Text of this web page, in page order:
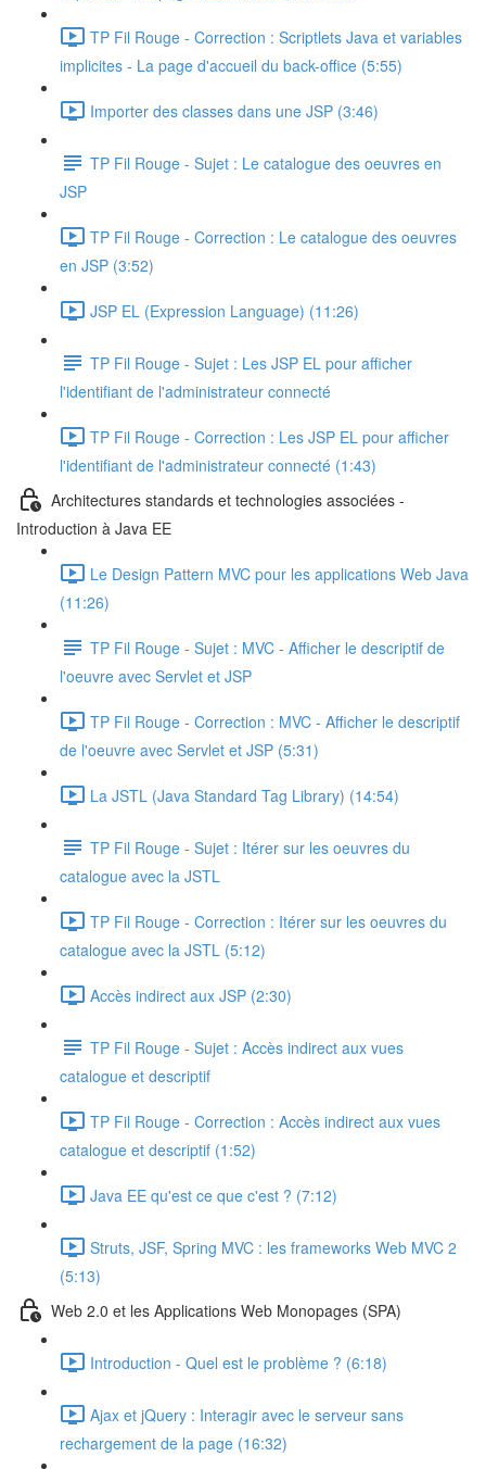
TP Fil Rouge - Correction : Scriptlets Java et variables
implicites - La page d'accueil du back-office (5:55)
Importer des classes dans une JSP (3:46)
TP Fil Rouge - Sujet : Le catalogue des oeuvres en
JSP
TP Fil Rouge - Correction : Le catalogue des oeuvres
en JSP (3:52)
JSP EL (Expression Language) (11:26)
TP Fil Rouge - Sujet : Les JSP EL pour afficher
l'identifiant de l'administrateur connecté
TP Fil Rouge - Correction : Les JSP EL pour afficher
l'identifiant de l'administrateur connecté (1:43)
Architectures standards et technologies associées -
Introduction à Java EE
Le Design Pattern MVC pour les applications Web Java
(11:26)
TP Fil Rouge - Sujet : MVC - Afficher le descriptif de
l'oeuvre avec Servlet et JSP
TP Fil Rouge - Correction : MVC - Afficher le descriptif
de l'oeuvre avec Servlet et JSP (5:31)
La JSTL (Java Standard Tag Library) (14:54)
TP Fil Rouge - Sujet : Itérer sur les oeuvres du
catalogue avec la JSTL
TP Fil Rouge - Correction : Itérer sur les oeuvres du
catalogue avec la JSTL (5:12)
Accès indirect aux JSP (2:30)
TP Fil Rouge - Sujet : Accès indirect aux vues
catalogue et descriptif
TP Fil Rouge - Correction : Accès indirect aux vues
catalogue et descriptif (1:52)
Java EE qu'est ce que c'est ? (7:12)
Struts, JSF, Spring MVC : les frameworks Web MVC 2
(5:13)
Web 2.0 et les Applications Web Monopages (SPA)
Introduction - Quel est le problème ? (6:18)
Ajax et jQuery : Interagir avec le serveur sans
rechargement de la page (16:32)